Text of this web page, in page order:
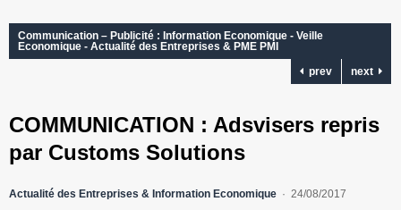
Communication – Publicité : Information Economique - Veille
Economique - Actualité des Entreprises & PME PMI
prev
next
COMMUNICATION : Adsvisers repris
par Customs Solutions
Actualité des Entreprises & Information Economique 24/08/2017